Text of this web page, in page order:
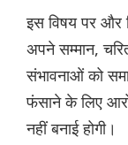
इस विषय पर और
अपने सम्मान,
संभावनाओं को
फंसाने के लिए
नहीं बनाई होगी।